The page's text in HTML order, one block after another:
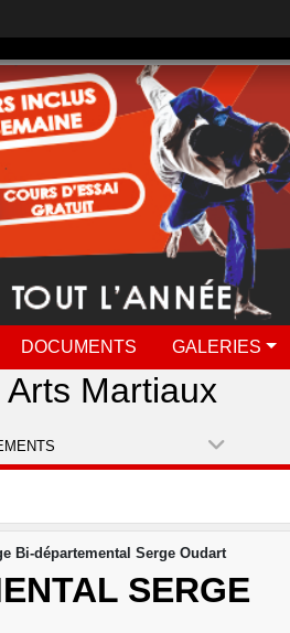
DOCUMENTS GALERIES
Arts Martiaux
Bi-départemental Serge Oudart
SERGE